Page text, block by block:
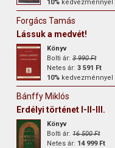
10% kedvezménnyel
Forgács Tamás
Lássuk a medvét!
Könyv
Bolti ár:3 990 Ft
Netes ár:3 591 Ft
10% kedvezménnyel
Bánffy Miklós
Erdélyi történet I-II-III.
Könyv
Bolti ár:16 500 Ft
Netes ár: 14 999 Ft